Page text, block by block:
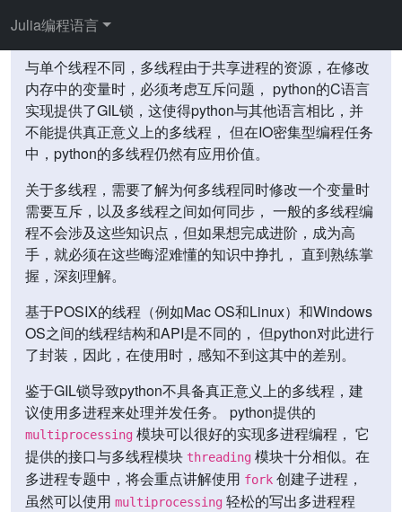
Julia编程语言
文时，浏览器已经开启了多个线程服务。
与单个线程不同，多线程由于共享进程的资源，在修改
内存中的变量时，必须考虑互斥问题， python的C语言
实现提供了GIL锁，这使得python与其他语言相比，并
不能提供真正意义上的多线程， 但在IO密集型编程任务
中，python的多线程仍然有应用价值。
关于多线程，需要了解为何多线程同时修改一个变量时
需要互斥，以及多线程之间如何同步， 一般的多线程编
程不会涉及这些知识点，但如果想完成进阶，成为高
手，就必须在这些晦涩难懂的知识中挣扎， 直到熟练掌
握，深刻理解。
基于POSIX的线程（例如Mac OS和Linux）和Windows
OS之间的线程结构和API是不同的， 但python对此进行
了封装，因此，在使用时，感知不到这其中的差别。
鉴于GIL锁导致python不具备真正意义上的多线程，建
议使用多进程来处理并发任务。 python提供的
multiprocessing 模块可以很好的实现多进程编程， 它
提供的接口与多线程模块 threading 模块十分相似。在
多进程专题中，将会重点讲解使用 fork 创建子进程，
虽然可以使用 multiprocessing 轻松的写出多进程程